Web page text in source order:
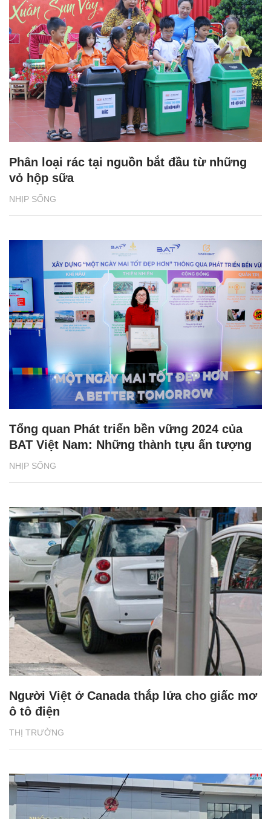
NHỊP SỐNG
Phân loại rác tại nguồn bắt đầu từ những
vỏ hộp sữa
NHỊP SỐNG
Tổng quan Phát triển bền vững 2024 của
BAT Việt Nam: Những thành tựu ấn tượng
THỊ TRƯỜNG
Người Việt ở Canada thắp lửa cho giấc mơ
ô tô điện